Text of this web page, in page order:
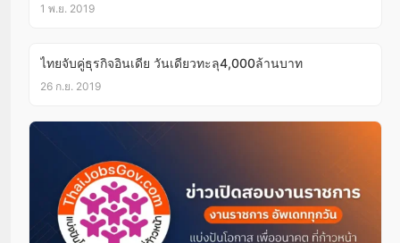
1 พ.ย. 2019
ไทยจับคู่ธุรกิจอินเดีย วันเดียวทะลุ4,000ล้านบาท
26 ก.ย. 2019